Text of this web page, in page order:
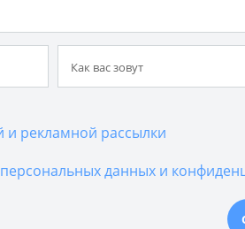
рекламной рассылки
данных и